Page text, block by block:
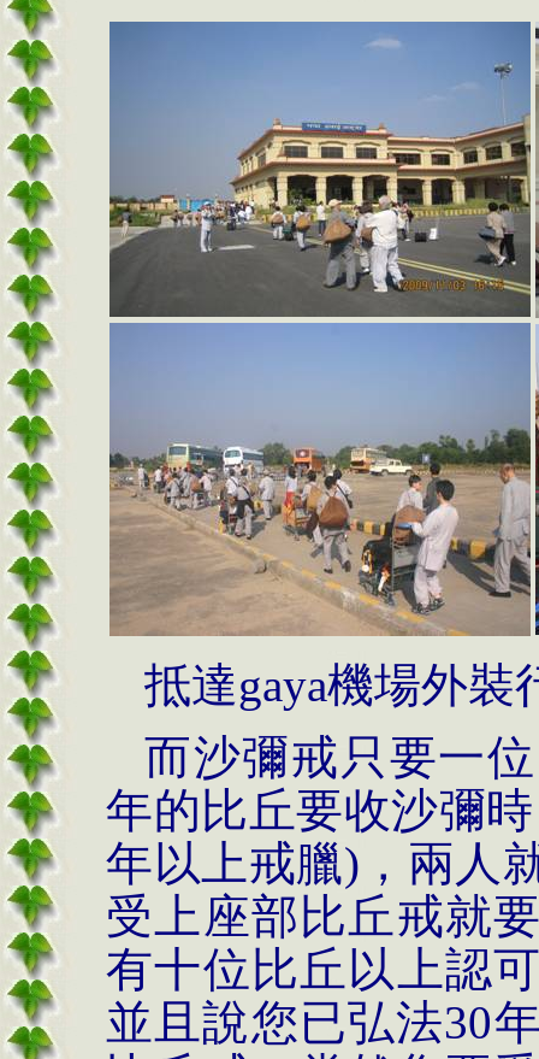
抵達gaya機場外裝
而沙彌戒只要一
年的比丘要收沙彌
年以上戒臘) ，兩人
受上座部比丘戒就
有十位比丘以上認
並且說您已弘法30